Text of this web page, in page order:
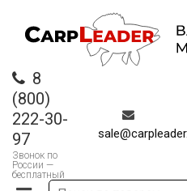
8
(800)
222-30-
97
Звонок по
России —
бесплатный